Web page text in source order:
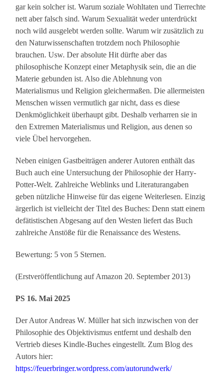
gar kein solcher ist. Warum soziale Wohltaten und Tierrechte
nett aber falsch sind. Warum Sexualität weder unterdrückt
noch wild ausgelebt werden sollte. Warum wir zusätzlich zu
den Naturwissenschaften trotzdem noch Philosophie
brauchen. Usw. Der absolute Hit dürfte aber das
philosophische Konzept einer Metaphysik sein, die an die
Materie gebunden ist. Also die Ablehnung von
Materialismus und Religion gleichermaßen. Die allermeisten
Menschen wissen vermutlich gar nicht, dass es diese
Denkmöglichkeit überhaupt gibt. Deshalb verharren sie in
den Extremen Materialismus und Religion, aus denen so
viele Übel hervorgehen.
Neben einigen Gastbeiträgen anderer Autoren enthält das
Buch auch eine Untersuchung der Philosophie der Harry-
Potter-Welt. Zahlreiche Weblinks und Literaturangaben
geben nützliche Hinweise für das eigene Weiterlesen. Einzig
ärgerlich ist vielleicht der Titel des Buches: Denn statt einem
defätistischen Abgesang auf den Westen liefert das Buch
zahlreiche Anstöße für die Renaissance des Westens.
Bewertung: 5 von 5 Sternen.
(Erstveröffentlichung auf Amazon 20. September 2013)
PS 16. Mai 2025
Der Autor Andreas W. Müller hat sich inzwischen von der
Philosophie des Objektivismus entfernt und deshalb den
Vertrieb dieses Kindle-Buches eingestellt. Zum Blog des
Autors hier:
https://feuerbringer.wordpress.com/autorundwerk/